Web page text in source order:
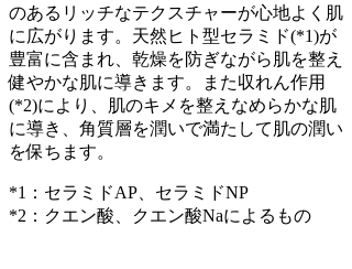
のあるリッチなテクスチャーが心地よく肌
に広がります。天然ヒト型セラミド(*1)が
豊富に含まれ、乾燥を防ぎながら肌を整え
健やかな肌に導きます。また収れん作用
(*2)により、肌のキメを整えなめらかな肌
に導き、角質層を潤いで満たして肌の潤い
を保ちます。
*1：セラミドAP、セラミドNP
*2：クエン酸、クエン酸Naによるもの